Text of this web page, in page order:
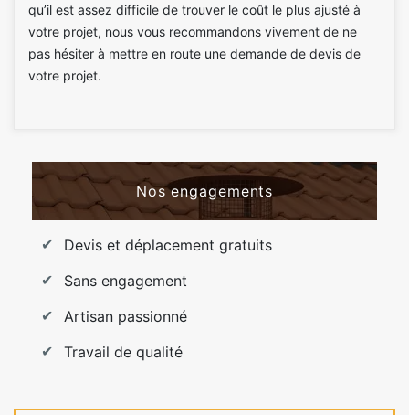
qu’il est assez difficile de trouver le coût le plus ajusté à
votre projet, nous vous recommandons vivement de ne
pas hésiter à mettre en route une demande de devis de
votre projet.
Nos engagements
Devis et déplacement gratuits
Sans engagement
Artisan passionné
Travail de qualité